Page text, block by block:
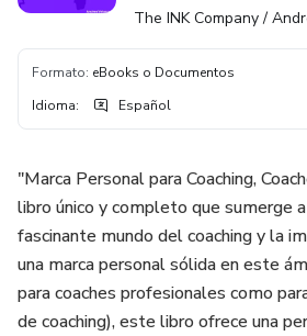
The INK Company /
Formato: eBooks o Documentos
Idioma: Español
"Marca Personal para Coaching,
libro único y completo que sumerge
fascinante mundo del coaching y la
una marca personal sólida en este
para coaches profesionales como
de coaching), este libro ofrece una